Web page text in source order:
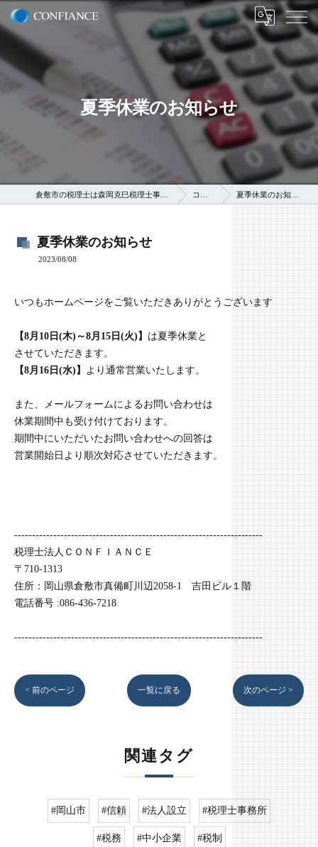
夏季休業のお知らせ
コラム 夏季休業のお知らせ
夏季休業のお知らせ
2023/08/08
いつもホームページをご覧いただきありがとうございます
【8月10日(木)～8月15日(火)】 は夏季休業と
させていただきます。
【8月16日(水)】 より通常営業いたします。
また、メールフォームによるお問い合わせは
休業期間中も受け付けております。
期間中にいただいたお問い合わせへの回答は
営業開始日より順次対応させていただきます。
----------------------------------------------------------------------
税理士法人ＣＯＮＦＩＡＮＣＥ
〒710-1313
住所：岡山県倉敷市真備町川辺2058-1 吉田ビル１階
電話番号 :086-436-7218
----------------------------------------------------------------------
< 前のページ 一覧に戻る 次のページ >
関連タグ
#岡山市 #信頼 #法人設立 #税理士事務所
#税務 #中小企業 #税制